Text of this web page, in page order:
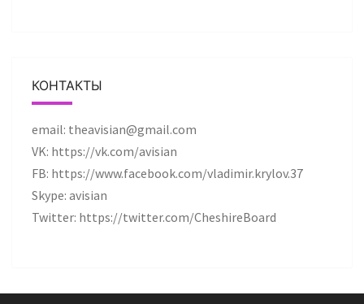
КОНТАКТЫ
email: theavisian@gmail.com
VK: https://vk.com/avisian
FB: https://www.facebook.com/vladimir.krylov.37
Skype: avisian
Twitter: https://twitter.com/CheshireBoard